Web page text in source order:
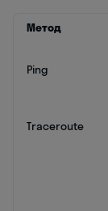
Метод
Ping
Traceroute